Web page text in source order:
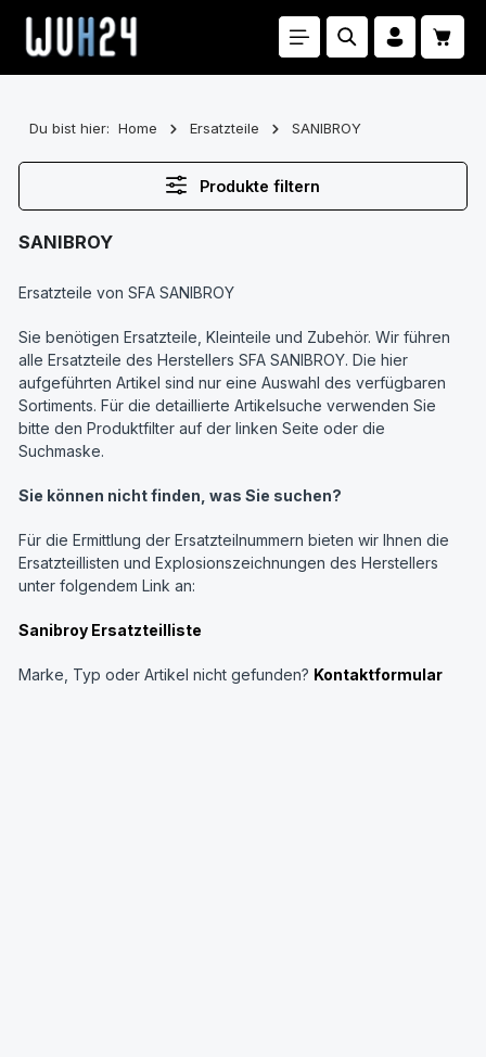
Zum Hauptinhalt springen
Du bist hier: Home Ersatzteile SANIBROY
Produkte filtern
SANIBROY
Ersatzteile von SFA SANIBROY
Sie benötigen Ersatzteile, Kleinteile und Zubehör. Wir führen
alle Ersatzteile des Herstellers SFA SANIBROY. Die hier
aufgeführten Artikel sind nur eine Auswahl des verfügbaren
Sortiments. Für die detaillierte Artikelsuche verwenden Sie
bitte den Produktfilter auf der linken Seite oder die
Suchmaske.
Sie können nicht finden, was Sie suchen?
Für die Ermittlung der Ersatzteilnummern bieten wir Ihnen die
Ersatzteillisten und Explosionszeichnungen des Herstellers
unter folgendem Link an:
Sanibroy Ersatzteilliste
Marke, Typ oder Artikel nicht gefunden? Kontaktformular